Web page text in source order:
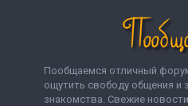
Пообщаемся отличный
ощутить свободу общения и
знакомства. Свежие